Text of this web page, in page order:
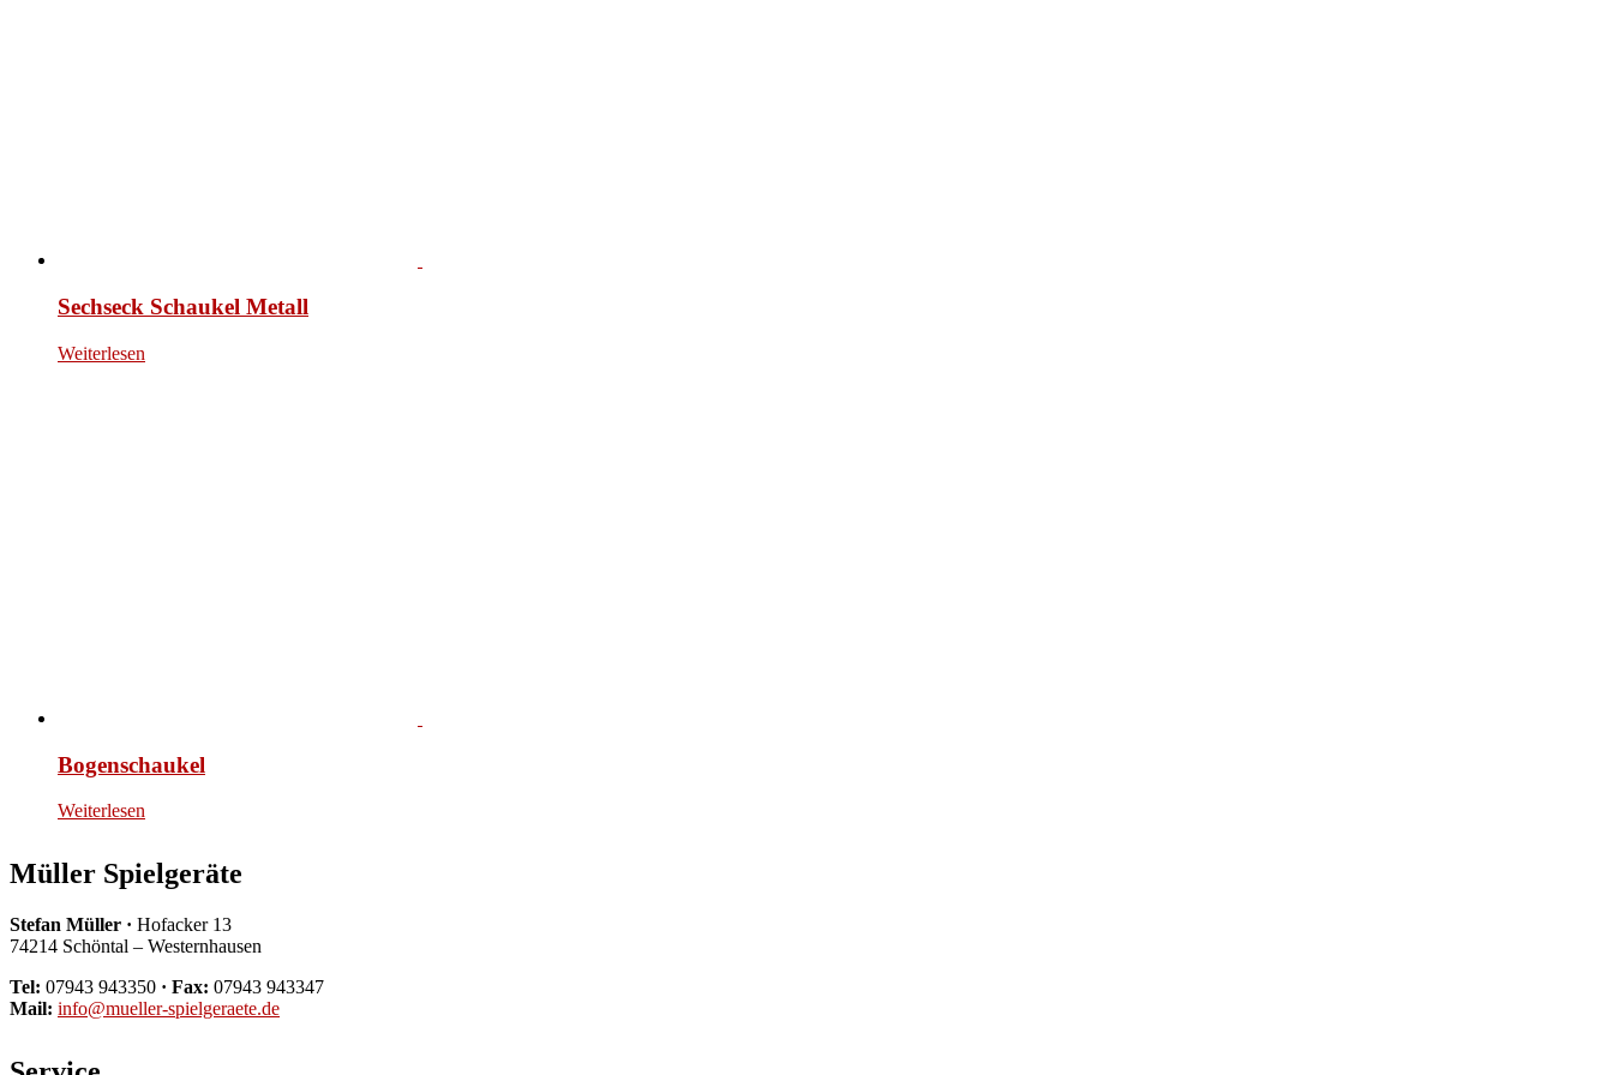
Sechseck Schaukel Metall
Weiterlesen
Bogenschaukel
Weiterlesen
Müller Spielgeräte
Stefan Müller · Hofacker 13
74214 Schöntal – Westernhausen
Tel: 07943 943350 · Fax: 07943 943347
Mail: info@mueller-spielgeraete.de